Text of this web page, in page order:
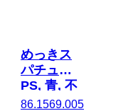
めっきス
パチュラ,
PS, 青, 不
毛
86.1569.005